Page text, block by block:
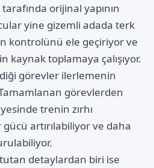
orijinal yapının
yine gizemli adada terk
kontrolünü ele geçiriyor ve
kaynak toplamaya çalışıyor.
görevler ilerlemenin
görevlerden
trenin zırhı
artırılabiliyor ve daha
detaylardan biri ise